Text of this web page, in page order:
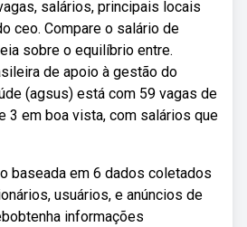
salários, principais locais
ceo. Compare o salário de
sobre o equilíbrio entre.
de apoio à gestão do
(agsus) está com 59 vagas de
3 em boa vista, com salários que
baseada em 6 dados coletados
usuários, e anúncios de
informações